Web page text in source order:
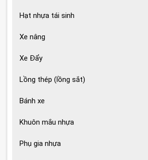
Hạt nhựa tái sinh
Xe nâng
Xe Đẩy
Lồng thép (lồng sắt)
Bánh xe
Khuôn mắu nhựa
Phụ gia nhựa